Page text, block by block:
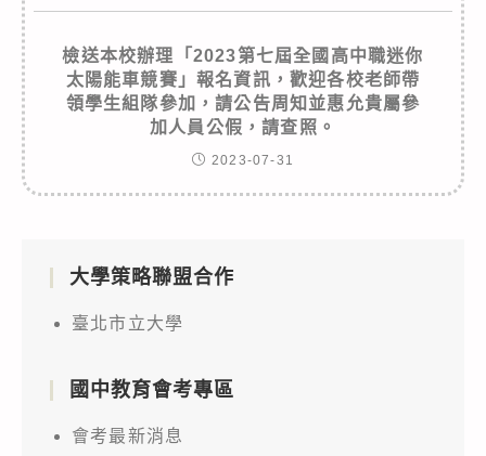
檢送本校辦理「2023第七屆全國高中職迷你
太陽能車競賽」報名資訊，歡迎各校老師帶
領學生組隊參加，請公告周知並惠允貴屬參
加人員公假，請查照。
2023-07-31
大學策略聯盟合作
臺北市立大學
國中教育會考專區
會考最新消息